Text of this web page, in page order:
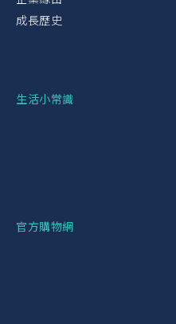
成長歷史
生活小常識
官方購物網